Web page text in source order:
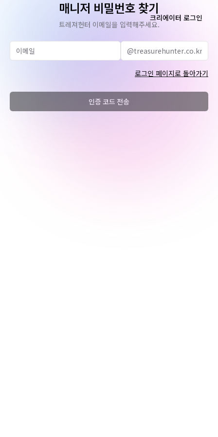
크리에이터 로그인
매니저 비밀번호 찾기
트레져헌터 이메일을 입력해주세요.
Email
로그인 페이지로 돌아가기
인증 코드 전송